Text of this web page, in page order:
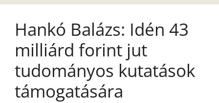
Hankó Balázs: Idén 43
milliárd forint jut
tudományos kutatások
támogatására